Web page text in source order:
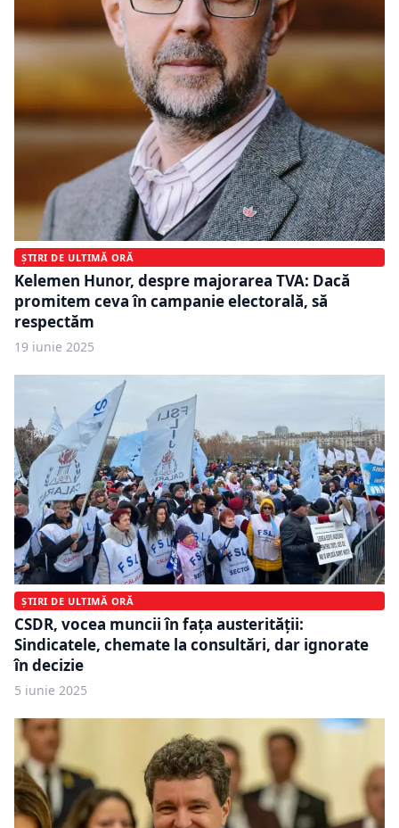
ȘTIRI DE ULTIMĂ ORĂ
Kelemen Hunor, despre majorarea TVA: Dacă
promitem ceva în campanie electorală, să
respectăm
19 iunie 2025
ȘTIRI DE ULTIMĂ ORĂ
CSDR, vocea muncii în fața austerității:
Sindicatele, chemate la consultări, dar ignorate
în decizie
5 iunie 2025